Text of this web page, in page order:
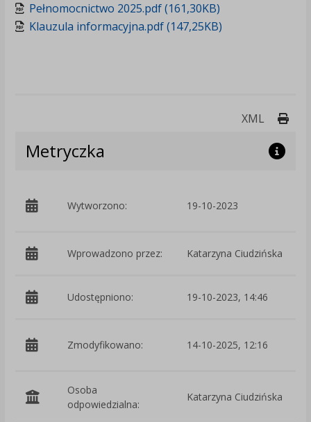
Pełnomocnictwo 2025.pdf (161,30KB)
Klauzula informacyjna.pdf (147,25KB)
XML
Metryczka
Wytworzono: 19-10-2023
Wprowadzono przez: Katarzyna Ciudzińska
Udostępniono: 19-10-2023, 14:46
Zmodyfikowano: 14-10-2025, 12:16
Osoba
odpowiedzialna:
Katarzyna Ciudzińska